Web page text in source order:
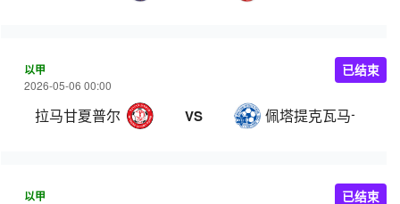
以甲
2026-05-06 00:00
拉马甘夏普尔 VS 佩塔提克瓦马卡比
已结束
以甲 已结束